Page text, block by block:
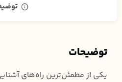
توضیحات
یکی از مطمئن‌ترین راه‌های